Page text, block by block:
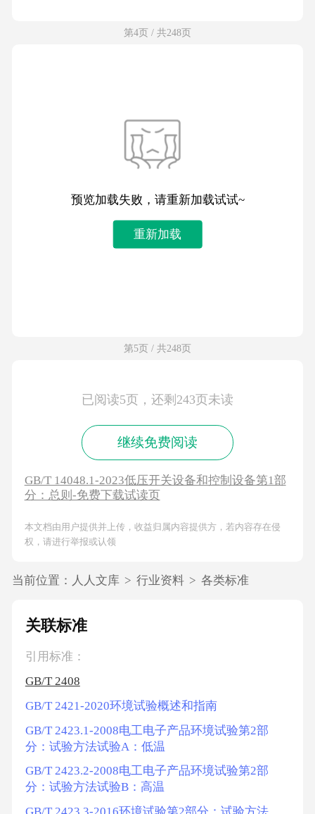
第4页 / 共248页
预览加载失败，请重新加载试试~
重新加载
第5页 / 共248页
已阅读5页，还剩243页未读
继续免费阅读
GB/T 14048.1-2023低压开关设备和控制设备第1部
分：总则-免费下载试读页
本文档由用户提供并上传，收益归属内容提供方，若内容存在侵
权，请进行举报或认领
当前位置： 人人文库 > 行业资料 > 各类标准
关联标准
引用标准：
GB/T 2408
GB/T 2421-2020环境试验概述和指南
GB/T 2423.1-2008电工电子产品环境试验第2部
分：试验方法试验A：低温
GB/T 2423.2-2008电工电子产品环境试验第2部
分：试验方法试验B：高温